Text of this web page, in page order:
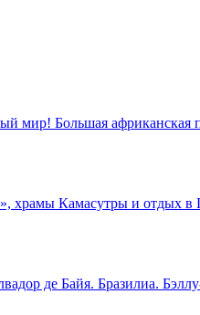
мир! Большая африканская
храмы Камасутры и отдых в
де Байя. Бразилиа.